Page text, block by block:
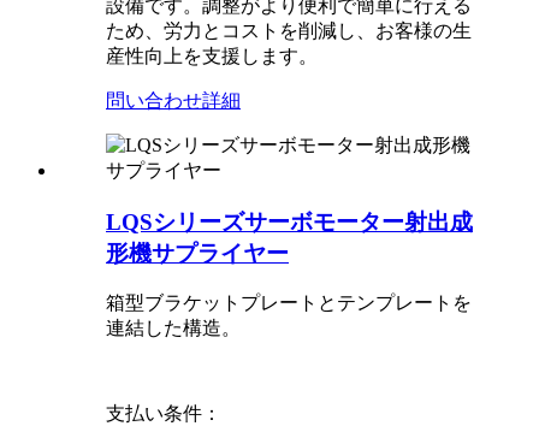
設備です。調整がより便利で簡単に行える
ため、労力とコストを削減し、お客様の生
産性向上を支援します。
問い合わせ詳細
LQSシリーズサーボモーター射出成
形機サプライヤー
箱型ブラケットプレートとテンプレートを
連結した構造。
支払い条件：